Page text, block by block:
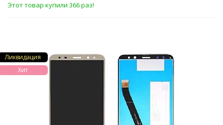
Этот товар купили 366 раз!
Ликвидация
Хит